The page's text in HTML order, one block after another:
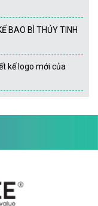
BAO BÌ THỦY TINH
kế logo mới của